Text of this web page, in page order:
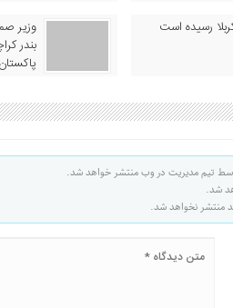
رسیده است
وزیر
پاکستان
تیم مدیریت در وب منتشر خواهد شد.
شد.
منتشر نخواهد شد.